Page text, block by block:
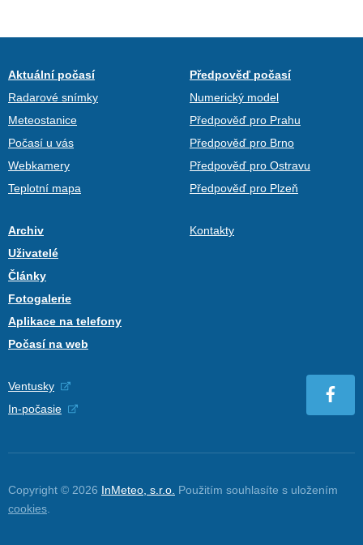
Aktuální počasí
Radarové snímky
Meteostanice
Počasí u vás
Webkamery
Teplotní mapa
Předpověď počasí
Numerický model
Předpověď pro Prahu
Předpověď pro Brno
Předpověď pro Ostravu
Předpověď pro Plzeň
Archiv
Uživatelé
Články
Fotogalerie
Aplikace na telefony
Počasí na web
Kontakty
Ventusky
In-počasie
Copyright © 2026 InMeteo, s.r.o. Použitím souhlasíte s uložením
cookies